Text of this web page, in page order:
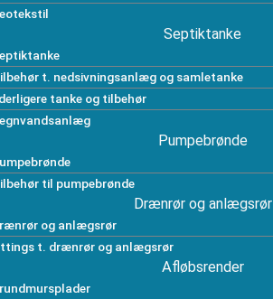
Septiktanke
t. nedsivningsanlæg og samletanke
tanke og tilbehør
Pumpebrønde
til pumpebrønde
Drænrør og anlægsrør
og anlægsrør
t. drænrør og anlægsrør
Afløbsrender